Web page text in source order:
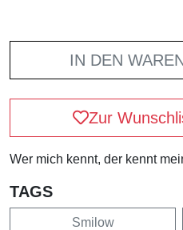
IN DEN
Zur
Wer mich kennt, der kennt
TAGS
Smilow